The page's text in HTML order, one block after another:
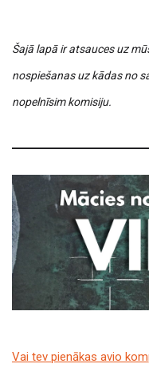
Šajā lapā ir atsauces uz
nospiešanas uz kādas no
nopelnīsim komisiju.
Vai tev pienākas avio